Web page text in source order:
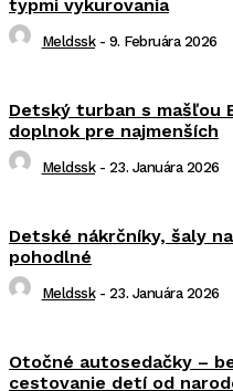
typmi vykurovania
Meldssk - 9. Februára 2026
Detský turban s mašľou
doplnok pre najmenších
Meldssk - 23. Januára 2026
Detské nákrčníky, šaly
pohodlné
Meldssk - 23. Januára 2026
Otočné autosedačky –
cestovanie detí od